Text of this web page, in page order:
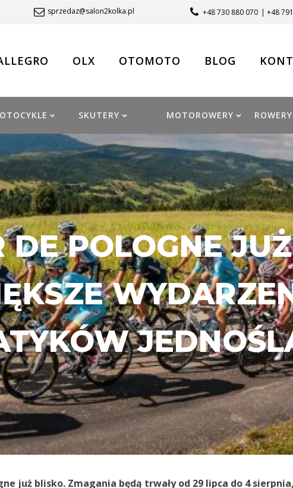
sprzedaz@salon2kolka.pl +48 730 880 070 | +48
OLX OTOMOTO BLOG
SKUTERY MOTOROWERY ROWERY
DE POLOGNE
już blisko. Zmagania będą trwały od 29 lipca do 4